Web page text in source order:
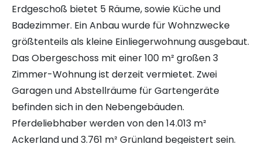
Erdgeschoß bietet 5 Räume, sowie Küche und
Badezimmer. Ein Anbau wurde für Wohnzwecke
größtenteils als kleine Einliegerwohnung ausgebaut.
Das Obergeschoss mit einer 100 m² großen 3
Zimmer-Wohnung ist derzeit vermietet. Zwei
Garagen und Abstellräume für Gartengeräte
befinden sich in den Nebengebäuden.
Pferdeliebhaber werden von den 14.013 m²
Ackerland und 3.761 m² Grünland begeistert sein.